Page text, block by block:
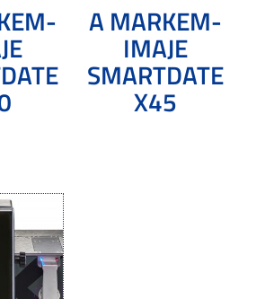
A MARKEM-
IMAJE
SMARTDATE
X45